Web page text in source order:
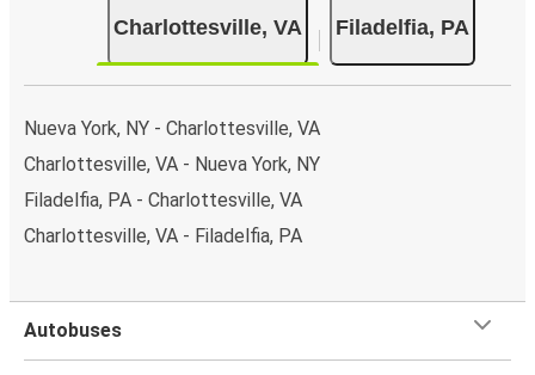
Charlottesville, VA Filadelfia, PA
Nueva York, NY - Charlottesville, VA
Charlottesville, VA - Nueva York, NY
Filadelfia, PA - Charlottesville, VA
Charlottesville, VA - Filadelfia, PA
Autobuses